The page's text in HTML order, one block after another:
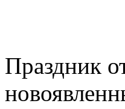
Праздник